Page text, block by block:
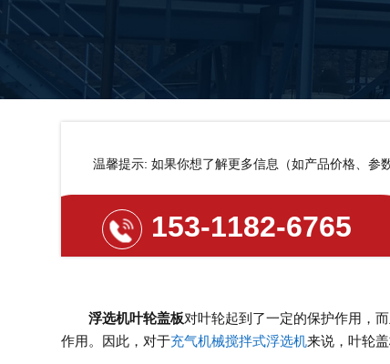
温馨提示: 如果你想了解更多信息（如产品价格、参
153-1182-6765
浮选机叶轮盖板对叶轮起到了一定的保护作用，
作用。因此，对于充气机械搅拌式浮选机来说，叶轮